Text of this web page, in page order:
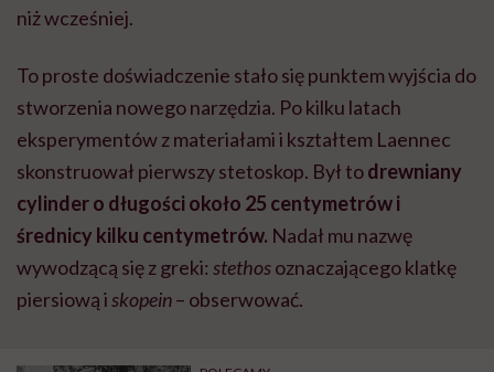
niż wcześniej.
To proste doświadczenie stało się punktem wyjścia do
stworzenia nowego narzędzia. Po kilku latach
eksperymentów z materiałami i kształtem Laennec
skonstruował pierwszy stetoskop. Był todrewniany
cylinder o długości około 25 centymetrów i
średnicy kilku centymetrów. Nadał mu nazwę
wywodzącą się z greki: stethosoznaczającego klatkę
piersiową iskopein– obserwować.